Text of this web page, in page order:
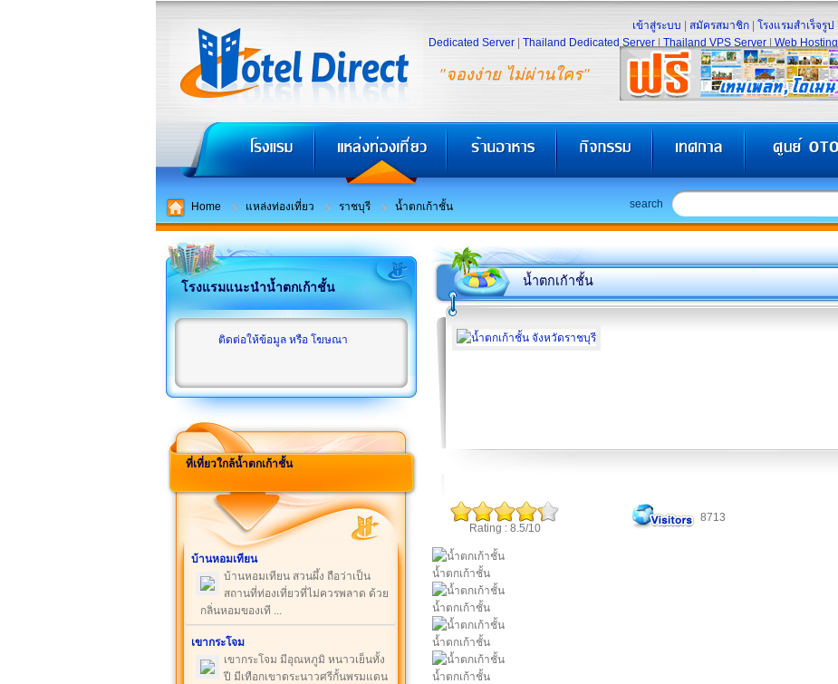
"จองง่าย ไม่ผ่านใคร"
เข้าสู่ระบบ สมัครสมาชิก โรงแรมสำเร็จรูป
Dedicated Server
Thailand Dedicated Server Thailand VPS Server Web Hosting
Home แหล่งท่องเที่ยว ราชบุรี น้ำตกเก้าชั้น search
โรงแรมแนะนำน้ำตกเก้าชั้น
ติดต่อให้ข้อมูล หรือ โฆษณา
ที่เที่ยวใกล้น้ำตกเก้าชั้น
บ้านหอมเทียน
บ้านหอมเทียน สวนผึ้ง ถือว่าเป็น
สถานที่ท่องเที่ยวที่ไม่ควรพลาด ด้วย
กลิ่นหอมของเที ...
เขากระโจม
เขากระโจม มีอุณหภูมิ หนาวเย็นทั้ง
ปี มีเทือกเขาตระนาวศรีกั้นพรมแดน
น้ำตกเก้าชั้น
Rating : 8.5/10
8713
น้ำตกเก้าชั้น
น้ำตกเก้าชั้น
น้ำตกเก้าชั้น
น้ำตกเก้าชั้น